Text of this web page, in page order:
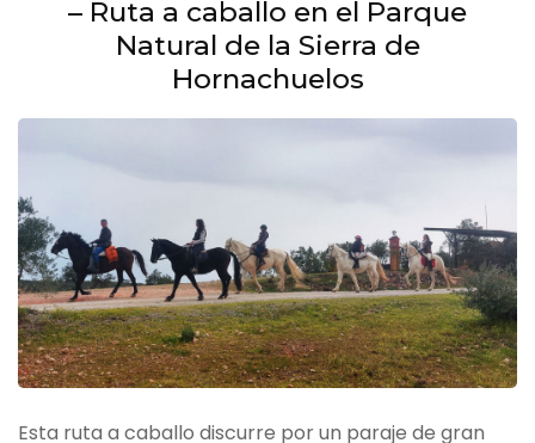
– Ruta a caballo en el Parque
Natural de la Sierra de
Hornachuelos
Esta ruta a caballo discurre por un paraje de gran